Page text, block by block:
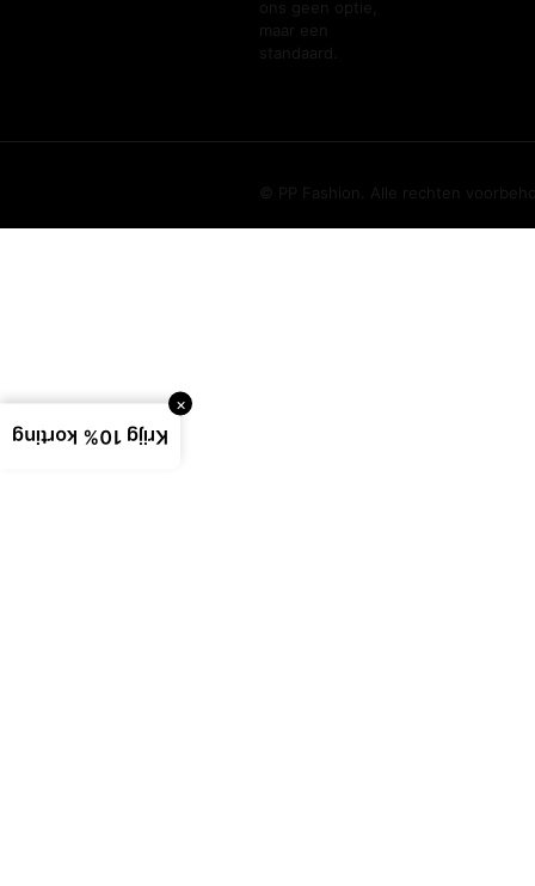
ons geen optie,
maar een
standaard.
© PP Fashion. Alle rechten
Krijg 10% korting
×